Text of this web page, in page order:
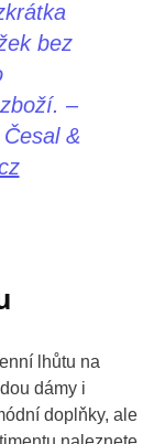
bez
–
&
lhůtu na
dámy i
doplňky, ale